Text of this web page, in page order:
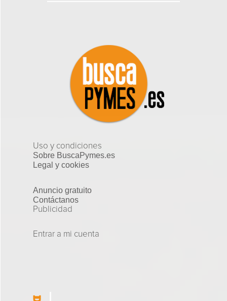
Uso y condiciones
Sobre BuscaPymes.es
Legal y cookies
Anuncio gratuito
Contáctanos
Publicidad
Entrar a mi cuenta